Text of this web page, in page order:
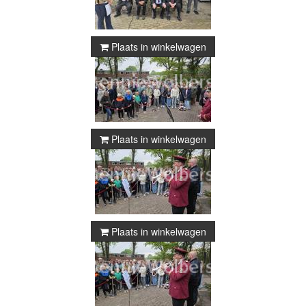
Plaats in winkelwagen
Plaats in winkelwagen
Plaats in winkelwagen